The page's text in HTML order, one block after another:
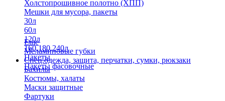
Холстопрошивное полотно (ХПП)
Мешки для мусора, пакеты
30л
60л
120л
160,180,240л
Пакеты
Пакеты фасовочные
Еще
Меламиновые губки
Спец.одежда, защита, перчатки, сумки, рюкзаки
Бахилы
Костюмы, халаты
Маски защитные
Фартуки